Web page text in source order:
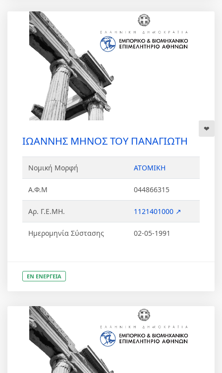
ΙΩΑΝΝΗΣ ΜΗΝΟΣ ΤΟΥ ΠΑΝΑΓΙΩΤΗ
Νομική Μορφή ΑΤΟΜΙΚΗ
Α.Φ.Μ 044866315
Αρ. Γ.Ε.ΜΗ. 1121401000 ↗
Ημερομηνία Σύστασης 02-05-1991
ΕΝ ΕΝΕΡΓΕΙΑ